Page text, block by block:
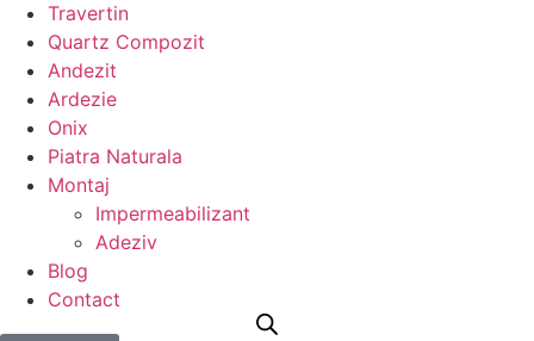
Travertin
Quartz Compozit
Andezit
Ardezie
Onix
Piatra Naturala
Montaj
Impermeabilizant
Adeziv
Blog
Contact